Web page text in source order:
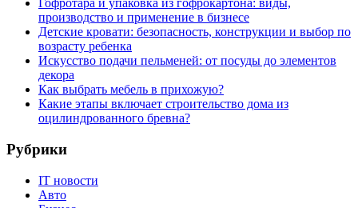
Гофротара и упаковка из гофрокартона: виды,
производство и применение в бизнесе
Детские кровати: безопасность, конструкции и выбор по
возрасту ребенка
Искусство подачи пельменей: от посуды до элементов
декора
Как выбрать мебель в прихожую?
Какие этапы включает строительство дома из
оцилиндрованного бревна?
Рубрики
IT новости
Авто